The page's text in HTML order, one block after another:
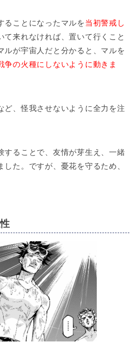
ることになったマルを当初警戒し
て来れなければ、置いて行くこと
ルが宇宙人だと分かると、マルを
争の火種にしないように動きま
ど、怪我させないように全力を注
することで、友情が芽生え、一緒
た。ですが、憂花を守るため、